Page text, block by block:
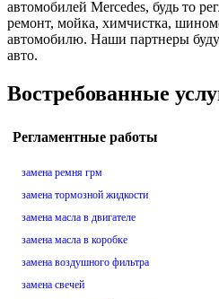
автомобилей Mercedes, будь то
ремонт, мойка, химчистка,
автомобилю. Наши партнеры
авто.
Востребованные
Регламентные работы
замена ремня грм
замена тормозной жидкости
замена масла в двигателе
замена масла в коробке
замена воздушного фильтра
замена свечей